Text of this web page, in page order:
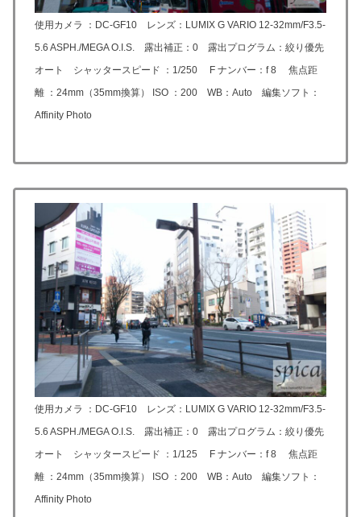
使用カメラ ：DC-GF10 レンズ：LUMIX G VARIO 12-32mm/F3.5-
5.6 ASPH./MEGA O.I.S. 露出補正：0 露出プログラム：絞り優先
オート シャッタースピード ：1/250 F ナンバー：f 8 焦点距
離 ：24mm（35mm換算） ISO ：200 WB：Auto 編集ソフト：
Affinity Photo
使用カメラ ：DC-GF10 レンズ：LUMIX G VARIO 12-32mm/F3.5-
5.6 ASPH./MEGA O.I.S. 露出補正：0 露出プログラム：絞り優先
オート シャッタースピード ：1/125 F ナンバー：f 8 焦点距
離 ：24mm（35mm換算） ISO ：200 WB：Auto 編集ソフト：
Affinity Photo